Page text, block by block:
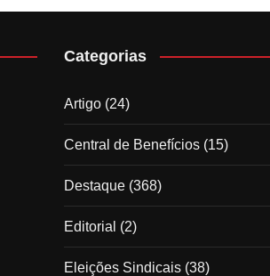
Categorias
Artigo (24)
Central de Benefícios (15)
Destaque (368)
Editorial (2)
Eleições Sindicais (38)